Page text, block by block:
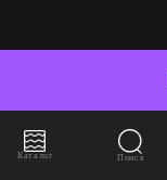
Каталог Поиск